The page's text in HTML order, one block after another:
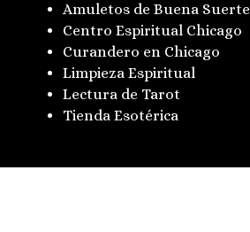
Amuletos de Buena Suerte
Centro Espiritual Chicago
Curandero en Chicago
Limpieza Espiritual
Lectura de Tarot
Tienda Esotérica